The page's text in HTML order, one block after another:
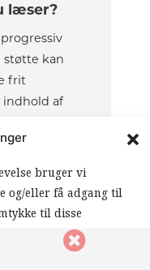
bruger vi
og/eller få adgang til
til disse
behandle data såsom
dette website. Hvis
læser?
støtte kan
frit
af